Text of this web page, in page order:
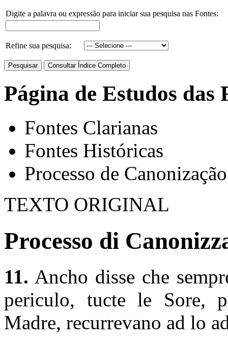
Digite a palavra ou expressão para iniciar sua pesquisa nas Fontes:
Refine sua pesquisa:
Página de Estudos das
Fontes Clarianas
Fontes Históricas
Processo de Canonização
TEXTO ORIGINAL
Processo di
11. Ancho disse che
periculo, tucte le Sore,
Madre, recurrevano ad lo